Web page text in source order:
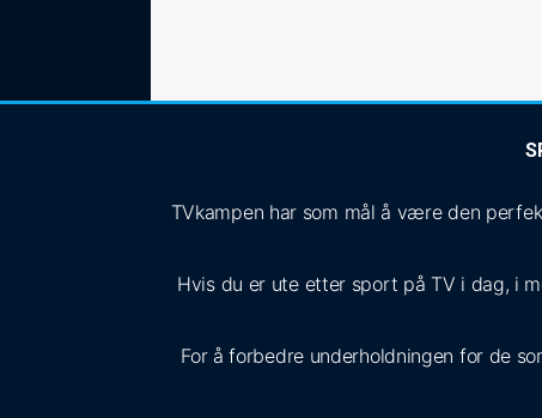
TVkampen har som mål å være den
Hvis du er ute etter sport på TV i dag, i
For å forbedre underholdningen for de